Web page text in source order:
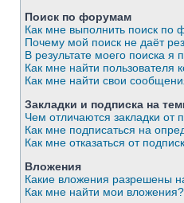
Поиск по форумам
Как мне выполнить поиск
Почему мой поиск не даёт
В результате моего поиска я
Как мне найти пользователя
Как мне найти свои
Закладки и подписка на
Чем отличаются закладки от
Как мне подписаться на
Как мне отказаться от
Вложения
Какие вложения разрешены
Как мне найти мои вложения?